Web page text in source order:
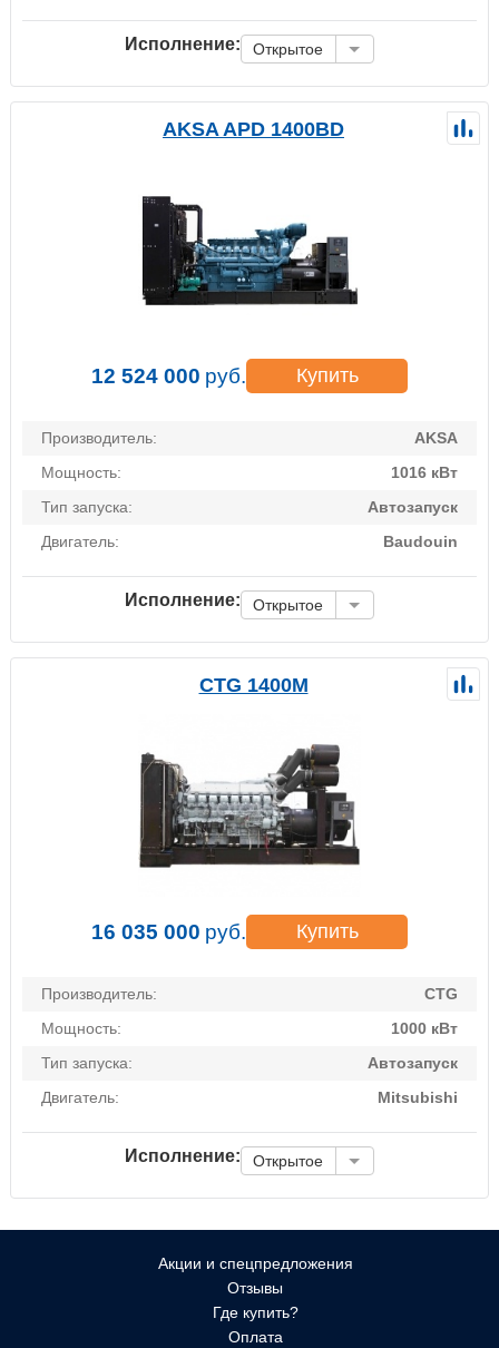
Исполнение: Открытое
AKSA APD 1400BD
12 524 000 руб. Купить
Производитель:
AKSA
Мощность:
1016 кВт
Тип запуска:
Автозапуск
Двигатель:
Baudouin
Исполнение: Открытое
CTG 1400M
16 035 000 руб. Купить
Производитель:
CTG
Мощность:
1000 кВт
Тип запуска:
Автозапуск
Двигатель:
Mitsubishi
Исполнение: Открытое
Акции и спецпредложения
Отзывы
Где купить?
Оплата